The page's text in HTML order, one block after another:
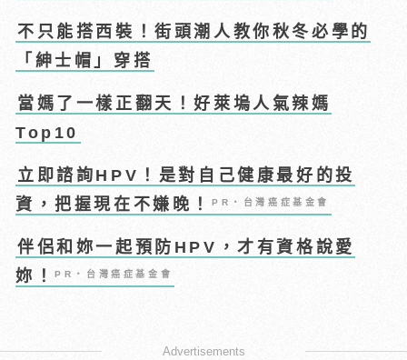
不只能搭西裝！街頭潮人教你秋冬必學的
「紳士帽」穿搭
當媽了一樣正翻天！好萊塢人氣辣媽
Top10
立即諮詢HPV！是對自己健康最好的投
資，把握現在不嫌晚！PR・台灣癌症基金會
伴侶和妳一起預防HPV，才有資格說愛
妳！PR・台灣癌症基金會
Advertisements